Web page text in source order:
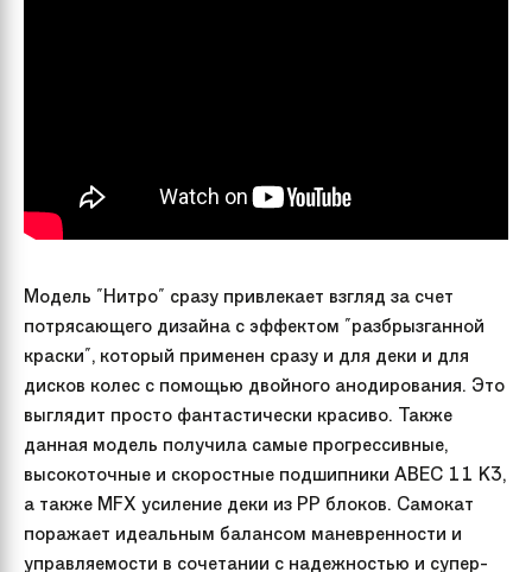
Модель "Нитро" сразу привлекает взгляд за счет
потрясающего дизайна с эффектом "разбрызганной
краски", который применен сразу и для деки и для
дисков колес с помощью двойного анодирования. Это
выглядит просто фантастически красиво. Также
данная модель получила самые прогрессивные,
высокоточные и скоростные подшипники ABEC 11 K3,
а также MFX усиление деки из PP блоков. Самокат
поражает идеальным балансом маневренности и
управляемости в сочетании с надежностью и супер-